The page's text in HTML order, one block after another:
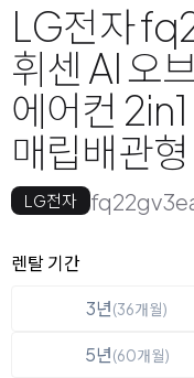
LG전자
휘센 AI 오
에어컨
매립배관형
LG전자
옵션 선택
렌탈 선택
렌탈 기간
3년(36개월)
5년(60개월)